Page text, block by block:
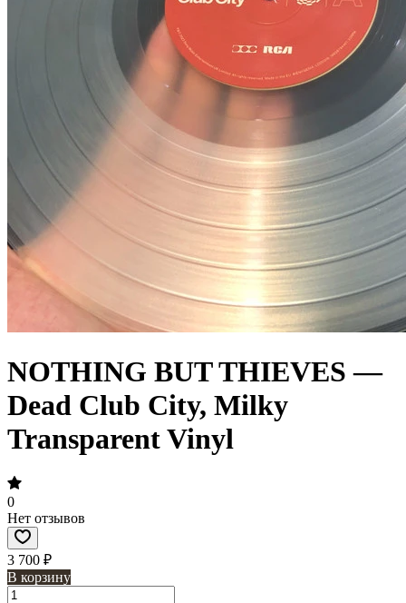
NOTHING BUT THIEVES —
Dead Club City, Milky
Transparent Vinyl
0
Нет отзывов
3 700 ₽
В корзину